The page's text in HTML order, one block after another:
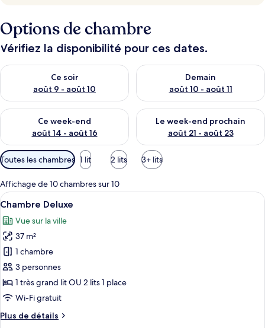
Options de chambre
Vérifiez la disponibilité pour ces dates.
Ce soir
août 9 - août 10
Vérifier la disponibilité pour ce soir août 9 - août 10
Demain
août 10 - août 11
Vérifier la disponibilité pour
Ce week-end
août 14 - août 16
Vérifier la disponibilité pour ce week-end août 14 - août 16
Le week-end prochain
août 21 - août 23
Vérifier la disponibilité pour
Filtres
disponibles
pour
les
chambres
Toutes les chambres 1 lit 2 lits 3+ lits
Affichage de 10 chambres sur 10
Afficher
toutes
les
photos
pour
ce
type
de
chambre :
Chambre
Une chambre d’hôtel moderne
7
Chambre Deluxe
Vue sur la ville
37 m²
1 chambre
3 personnes
1 très grand lit OU 2 lits 1 place
Wi-Fi gratuit
Plus de détails
Plus